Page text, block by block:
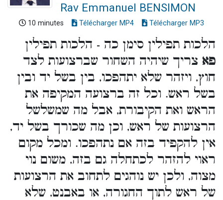
Rav Emmanuel BENSIMON
10 minutes Télécharger MP4 Télécharger MP3
הלכות תפילין סימן כה - הלכות תפילין
פא צריך שיהיה השחור שברצועות לצד
חוץ, ויזהר שלא יתהפכו, בין בשל יד ובין
בשל ראש. וכל זה ברצועה המקיפה את
הראש ואת הקיבורת, אבל מה שמשלשל
הרצועות של ראש, וכן מה שכורך בשל יד,
אין להקפיד בזה אם נתהפכו. ומכל מקום
ראוי להזהר לכתחלה גם בזה, משום נוי
מצוה, ולכן יש נוהגים לתחוב את הרצועות
של ראש לתוך החגורה, או באבנט, שלא